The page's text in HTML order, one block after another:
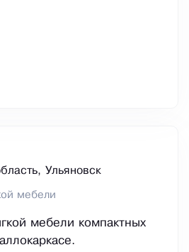
Ульяновск
мебели
мебели компактных